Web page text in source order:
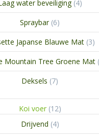
water beveiliging 44
Spraybar 66
producten
Japanse Blauwe Mat 33
Mountain Tree Groene Mat
Deksels 77
Koi voer 1212
Drijvend 44
producten